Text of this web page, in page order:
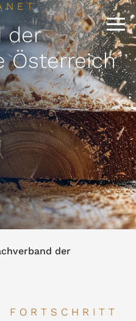
der
Österreich
der
FORTSCHRITT